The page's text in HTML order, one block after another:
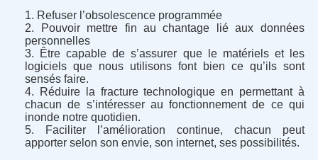
Refuser l’obsolescence programmée
Pouvoir mettre fin au chantage lié aux données
personnelles
Être capable de s’assurer que le matériels et les
logiciels que nous utilisons font bien ce qu’ils sont
sensés faire.
Réduire la fracture technologique en permettant à
chacun de s’intéresser au fonctionnement de ce qui
inonde notre quotidien.
Faciliter l’amélioration continue, chacun peut
apporter selon son envie, son internet, ses possibilités.